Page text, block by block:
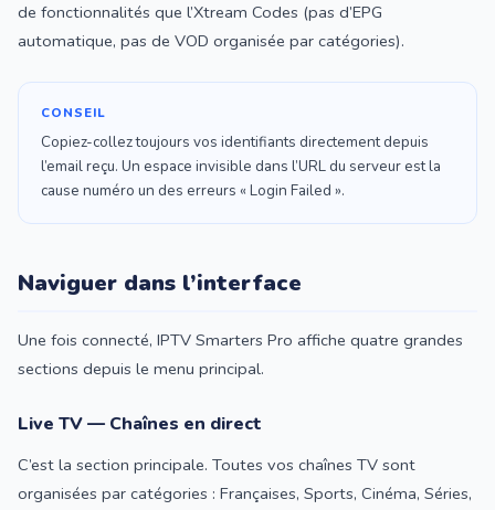
de fonctionnalités que l’Xtream Codes (pas d’EPG
automatique, pas de VOD organisée par catégories).
CONSEIL
Copiez-collez toujours vos identifiants directement depuis
l’email reçu. Un espace invisible dans l’URL du serveur est la
cause numéro un des erreurs « Login Failed ».
Naviguer dans l’interface
Une fois connecté, IPTV Smarters Pro affiche quatre grandes
sections depuis le menu principal.
Live TV — Chaînes en direct
C’est la section principale. Toutes vos chaînes TV sont
organisées par catégories : Françaises, Sports, Cinéma, Séries,